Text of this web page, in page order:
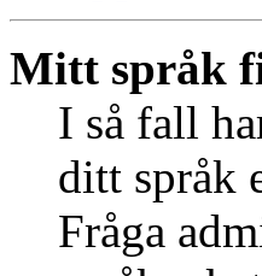
Mitt språk
I så fall
ditt språk
Fråga